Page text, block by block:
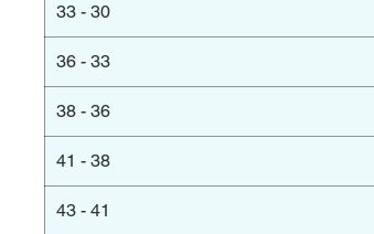
30 - 33
33 - 36
36 - 38
38 - 41
41 - 43